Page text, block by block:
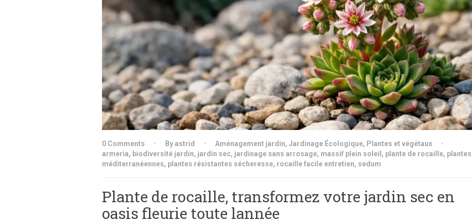
0 Comments By astrid Aménagement jardin, Jardinage Écologique, Plantes et végétaux
armeria, biodiversité jardin, jardin sec, jardinage sans arrosage, massif plein soleil , plante de rocaille, plantes
méditerranéennes, plantes résistantes sécheresse, rocaille facile entretien, sedum
Plante de rocaille, transformez votre jardin sec en
oasis fleurie toute lannée